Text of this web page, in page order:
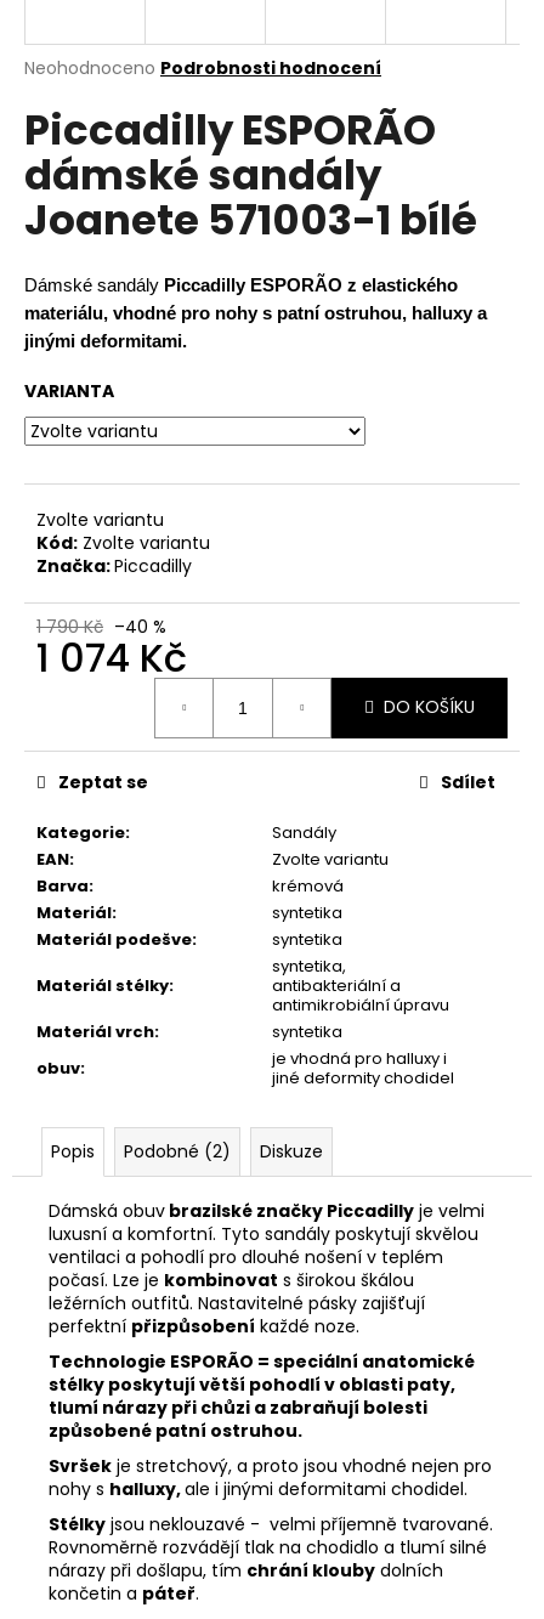
Průměrné
produktu
je
0,0
z
hvězdiček.
Neohodnoceno Podrobnosti hodnocení
Piccadilly ESPORÃO
dámské sandály
Joanete 571003-1 bílé
Dámské sandály Piccadilly ESPORÃO z elastického
materiálu, vhodné pro nohy s patní ostruhou, halluxy a
jinými deformitami.
VARIANTA
Zvolte variantu
Kód: Zvolte variantu
Značka:Piccadilly
1 790 Kč –40 %
1 074 Kč
DO KOŠÍKU
Kategorie:
Sandály
EAN:
Zvolte variantu
Barva:
krémová
Materiál:
syntetika
Materiál podešve:
syntetika
Materiál stélky:
syntetika,
antibakteriální a
antimikrobiální úpravu
Materiál vrch:
syntetika
obuv:
je vhodná pro halluxy i
jiné deformity chodidel
Zeptat se Sdílet
Popis Podobné (2) Diskuze
Dámská obuv brazilské značky Piccadilly je velmi
luxusní a komfortní. Tyto sandály poskytují skvělou
ventilaci a pohodlí pro dlouhé nošení v teplém
počasí. Lze je kombinovat s širokou škálou
ležérních outfitů. Nastavitelné pásky zajišťují
perfektní přizpůsobení každé noze.
Technologie ESPORÃO = speciální anatomické
stélky poskytují větší pohodlí v oblasti paty,
tlumí nárazy při chůzi a zabraňují bolesti
způsobené patní ostruhou.
Svršek je stretchový, a proto jsou vhodné nejen pro
nohy s halluxy,ale i jinými deformitami chodidel.
Stélky jsou neklouzavé - velmi příjemně tvarované.
Rovnoměrně rozvádějí tlak na chodidlo a tlumí silné
nárazy při došlapu, tím chrání klouby dolních
končetin a páteř.
j
t
?
HLEDAT
D
o
p
r
u
č
u
j
e
m
PICCADILLY
FASCITE
DÁMSKÉ
239038-
BÉŽOVÉ
790
Kč